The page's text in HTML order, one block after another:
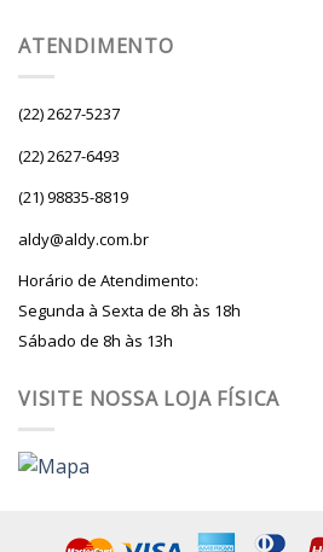
ATENDIMENTO
(22) 2627-5237
(22) 2627-6493
(21) 98835-8819
aldy@aldy.com.br
Horário de Atendimento:
Segunda à Sexta de 8h às 18h
Sábado de 8h às 13h
VISITE NOSSA LOJA FÍSICA